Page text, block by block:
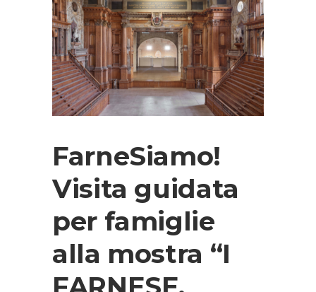
FarneSiamo!
Visita guidata
per famiglie
alla mostra “I